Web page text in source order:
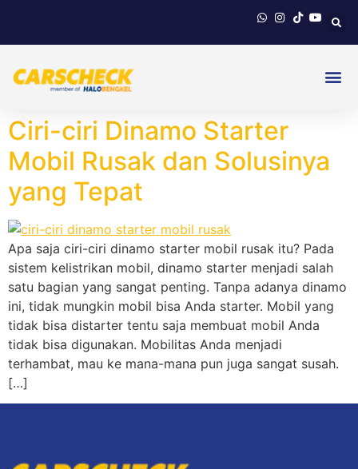
Ciri-ciri Dinamo Starter
Mobil Rusak dan Solusinya
yang Tepat
Apa saja ciri-ciri dinamo starter mobil rusak itu? Pada
sistem kelistrikan mobil, dinamo starter menjadi salah
satu bagian yang sangat penting. Tanpa adanya dinamo
ini, tidak mungkin mobil bisa Anda starter. Mobil yang
tidak bisa distarter tentu saja membuat mobil Anda
tidak bisa digunakan. Mobilitas Anda menjadi
terhambat, mau ke mana-mana pun juga sangat susah.
[…]